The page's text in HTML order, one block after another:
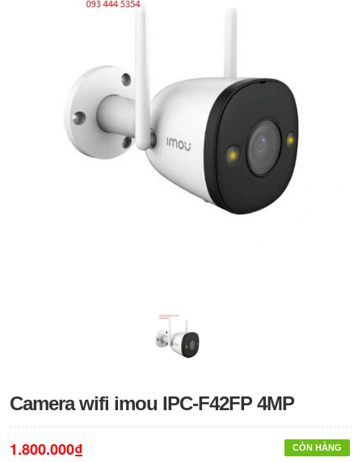
Camera wifi imou IPC-F42FP 4MP
CÒN HÀNG
1.800.000₫